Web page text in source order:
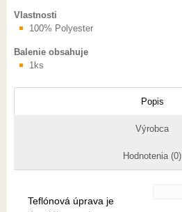
Vlastnosti
100% Polyester
Balenie obsahuje
1ks
Popis
Výrobca
Hodnotenia (0)
Teflónová úprava je